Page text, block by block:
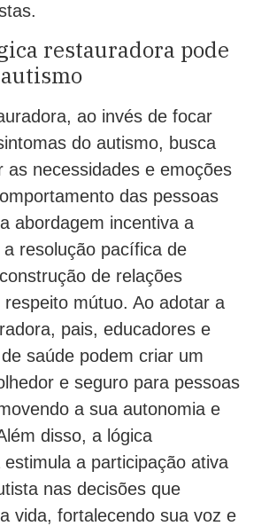
restauradora pode
ao invés de focar
do autismo, busca
as necessidades e emoções
das pessoas
abordagem incentiva a
resolução pacífica de
de relações
respeito mútuo. Ao adotar a
pais, educadores e
saúde podem criar um
e seguro para pessoas
a sua autonomia e
disso, a lógica
a participação ativa
nas decisões que
vida, fortalecendo sua voz e